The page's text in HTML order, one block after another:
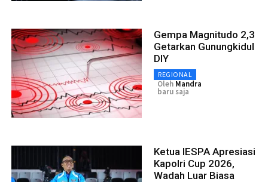
Gempa Magnitudo 2,3
Getarkan Gunungkidul
DIY
REGIONAL
Oleh Mandra
baru saja
Ketua IESPA Apresiasi
Kapolri Cup 2026,
Wadah Luar Biasa